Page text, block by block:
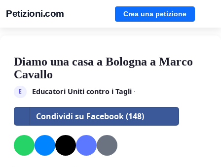
Petizioni.com Crea una petizione
Diamo una casa a Bologna a Marco
Cavallo
E Educatori Uniti contro i Tagli·
Condividi su Facebook (148)